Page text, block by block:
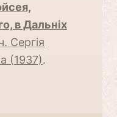
в Дальніх
Сергія
(1937).